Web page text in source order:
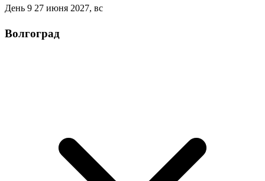
День 9 27 июня 2027, вс
Волгоград